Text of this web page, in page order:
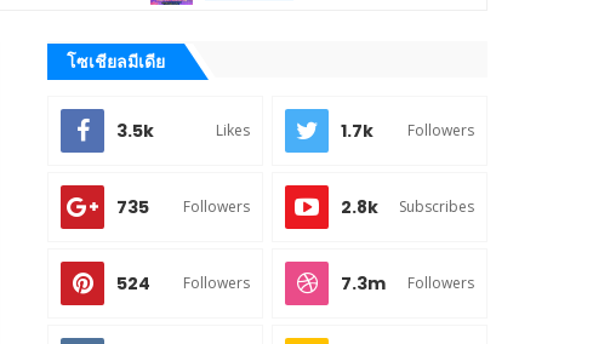
โซเชียลมีเดีย
3.5k Likes 1.7k Followers
735 Followers 2.8k Subscribes
524 Followers 7.3m Followers